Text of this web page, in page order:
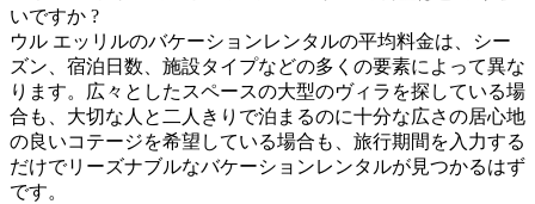
いですか ?
ウル エッリルのバケーションレンタルの平均料金は、シー
ズン、宿泊日数、施設タイプなどの多くの要素によって異な
ります。広々としたスペースの大型のヴィラを探している場
合も、大切な人と二人きりで泊まるのに十分な広さの居心地
の良いコテージを希望している場合も、旅行期間を入力する
だけでリーズナブルなバケーションレンタルが見つかるはず
です。